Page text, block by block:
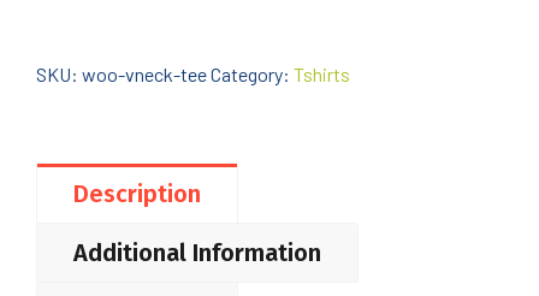
SKU: woo-vneck-teeCategory: Tshirts
Description
Additional Information